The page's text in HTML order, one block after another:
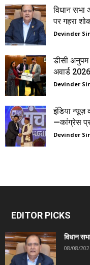
विधान सभा
पर गहरा
Devinder
डीसी अनुपम
अवार्ड
Devinder
इंडिया
—कांग्रेस
Devinder
EDITOR PICKS
विधान
08/08/